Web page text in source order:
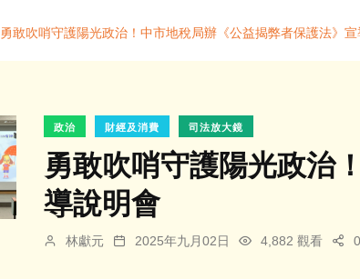
勇敢吹哨守護陽光政治！中市地稅局辦《公益揭弊者保護法》宣
政治 財經及消費 司法放大鏡
勇敢吹哨守護陽光政治
導說明會
林獻元 2025年九月02日 4,882 觀看